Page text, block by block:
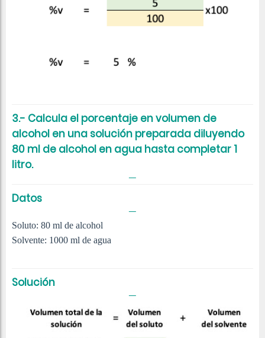
3.- Calcula el porcentaje en volumen de
alcohol en una solución preparada diluyendo
80 ml de alcohol en agua hasta completar 1
litro.
Datos
Soluto: 80 ml de alcohol
Solvente: 1000 ml de agua
Solución